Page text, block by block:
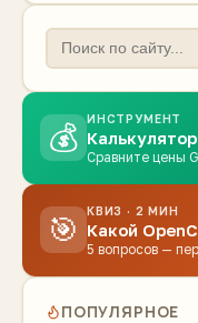
💰
ИНСТРУМЕНТ
Сравните цены
🎯
КВИЗ · 2 МИН
Какой
5 вопросов —
ПОПУЛЯРНОЕ